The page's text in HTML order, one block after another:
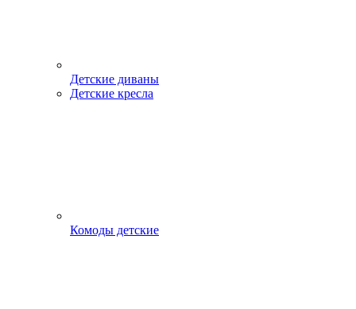
Детские диваны
Детские кресла
Комоды детские